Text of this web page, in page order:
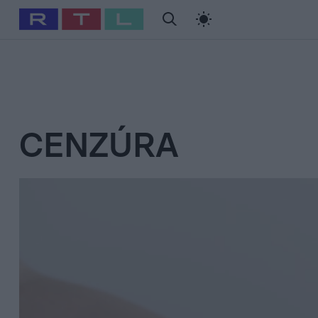
Babits Marcella Szellő István Most Wanted
CENZÚRA